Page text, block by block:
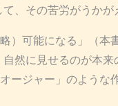
、その苦労がうかが
可能になる」（本
然に見せるのが本
ージャー」のような